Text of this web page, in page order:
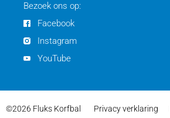
Bezoek ons op:
Facebook
Instagram
YouTube
©2026 Fluks Korfbal Privacy verklaring